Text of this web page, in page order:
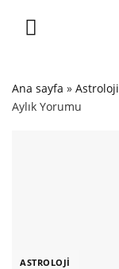
Ana sayfa » Astroloji
Aylık Yorumu
ASTROLOJI